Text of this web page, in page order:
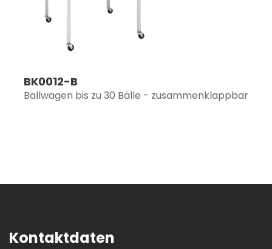
BK0012-B
Ballwagen bis zu 30 Bälle - zusammenklappbar
Kontaktdaten